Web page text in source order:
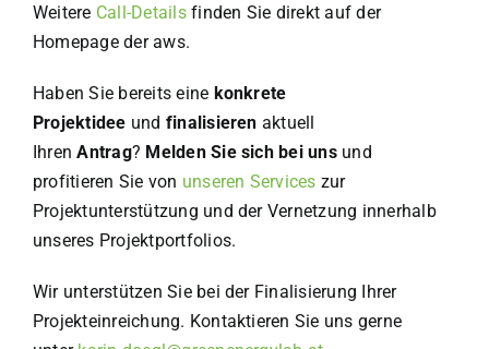
Weitere Call-Detailsfinden Sie direkt auf der
Homepage der aws.
Haben Sie bereits eine konkrete
Projektidee und finalisieren aktuell
IhrenAntrag? Melden Sie sich bei unsund
profitieren Sie von unseren Services zur
Projektunterstützung und der Vernetzung innerhalb
unseres Projektportfolios.
Wir unterstützen Sie bei der Finalisierung Ihrer
Projekteinreichung. Kontaktieren Sie uns gerne